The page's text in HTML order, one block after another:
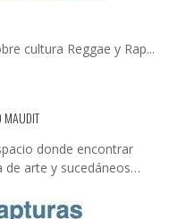
cultura Reggae y Rap...
MAUDIT
donde encontrar
de arte y sucedáneos…